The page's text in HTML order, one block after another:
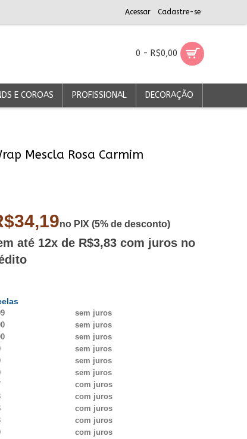
Acessar Cadastre-se
0 - R$0,00
E COROAS PROFISSIONAL DECORAÇÃO
Mescla Rosa Carmim
no PIX (5% de desconto)
até 12x de R$3,83 com juros no
sem juros
sem juros
sem juros
sem juros
sem juros
sem juros
com juros
com juros
com juros
com juros
com juros